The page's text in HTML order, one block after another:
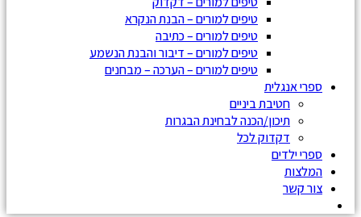
טיפים למורים – הבנת הנקרא
טיפים למורים – כתיבה
טיפים למורים – דיבור והבנת הנשמע
טיפים למורים – הערכה – מבחנים
ספרי אנגלית
חטיבת ביניים
תיכון/הכנה לבחינת הבגרות
דקדוק לכל
ספרי ילדים
המלצות
צור קשר